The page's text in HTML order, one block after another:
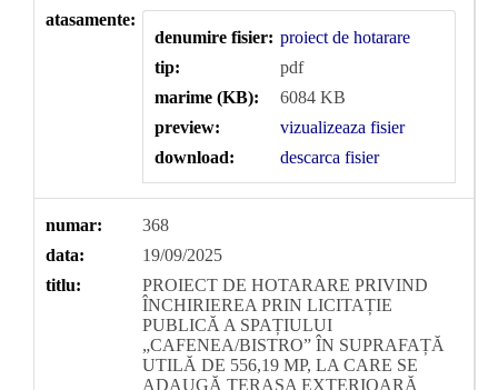
atasamente:
denumire fisier: proiect de hotarare
tip:
pdf
marime (KB):
6084 KB
preview:
vizualizeaza fisier
download:
descarca fisier
numar:
368
data:
19/09/2025
titlu:
PROIECT DE HOTARARE PRIVIND
ÎNCHIRIEREA PRIN LICITAȚIE
PUBLICĂ A SPAȚIULUI
„CAFENEA/BISTRO” ÎN SUPRAFAȚĂ
UTILĂ DE 556,19 MP, LA CARE SE
ADAUGĂ TERASA EXTERIOARĂ